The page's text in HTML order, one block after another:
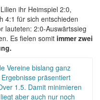
ihr Heimspiel 2:0,
4:1 für sich entschieden
lauteten: 2:0-Auswärtssieg
Es fielen somit immer zwei
Vereine bislang ganz
präsentiert
1.5. Damit minimieren
aber auch nur noch